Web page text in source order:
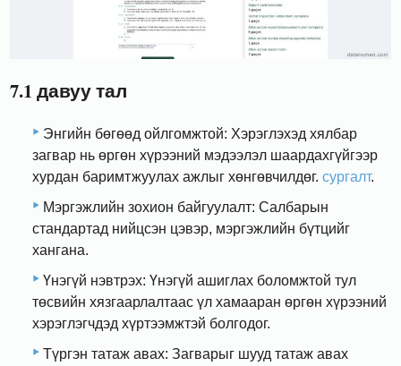
7.1 давуу тал
Энгийн бөгөөд ойлгомжтой: Хэрэглэхэд хялбар
загвар нь өргөн хүрээний мэдээлэл шаардахгүйгээр
хурдан баримтжуулах ажлыг хөнгөвчилдөг. сургалт.
Мэргэжлийн зохион байгуулалт: Салбарын
стандартад нийцсэн цэвэр, мэргэжлийн бүтцийг
хангана.
Үнэгүй нэвтрэх: Үнэгүй ашиглах боломжтой тул
төсвийн хязгаарлалтаас үл хамааран өргөн хүрээний
хэрэглэгчдэд хүртээмжтэй болгодог.
Түргэн татаж авах: Загварыг шууд татаж авах